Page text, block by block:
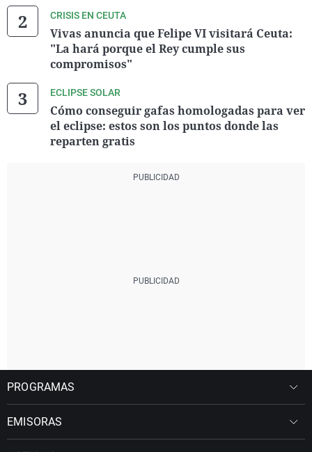
CRISIS EN CEUTA
Vivas anuncia que Felipe VI visitará Ceuta:
"La hará porque el Rey cumple sus
compromisos"
ECLIPSE SOLAR
Cómo conseguir gafas homologadas para ver
el eclipse: estos son los puntos donde las
reparten gratis
PROGRAMAS
EMISORAS